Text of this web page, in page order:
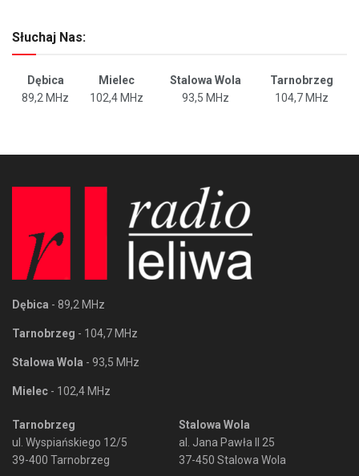
Słuchaj Nas:
Dębica Mielec Stalowa Wola
Tarnobrzeg
89,2 MHz
102,4 MHz 93,5 MHz 104,7 MHz
Dębica - 89,2 MHz
Tarnobrzeg - 104,7 MHz
Stalowa Wola - 93,5 MHz
Mielec - 102,4 MHz
Tarnobrzeg
ul. Wyspiańskiego 12/5
39-400 Tarnobrzeg
Stalowa Wola
al. Jana Pawła II 25
37-450 Stalowa Wola